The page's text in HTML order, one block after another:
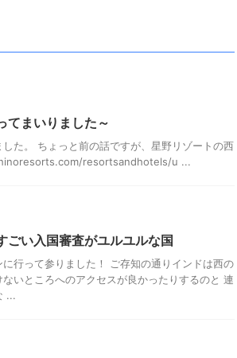
てまいりました～
た。 ちょっと前の話ですが、星野リゾートの西
resortsandhotels/u ...
ごい入国審査がユルユルな国
行って参りました！ ご存知の通りインドは西の
いところへのアクセスが良かったりするのと 連
...